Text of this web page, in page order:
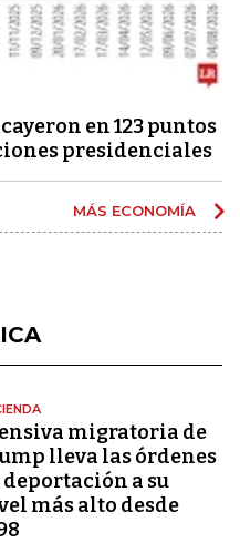
en 123 puntos
presidenciales
MÁS ECONOMÍA
migratoria de
lleva las órdenes
deportación a su
más alto desde